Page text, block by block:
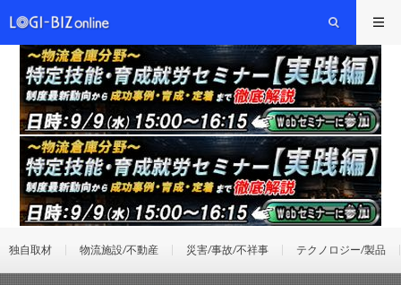
独自取材 物流施設/不動産 災害/事故/不祥事 テクノロジー/製品